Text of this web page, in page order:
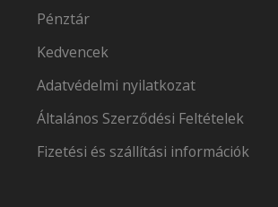
Pénztár
Kedvencek
Adatvédelmi nyilatkozat
Általános Szerződési Feltételek
Fizetési és szállítási információk